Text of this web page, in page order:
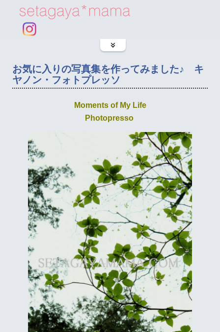
お気に入りの写真集を作ってみました♪ キ
ヤノン・フォトプレッソ
Moments of My Life
Photopresso